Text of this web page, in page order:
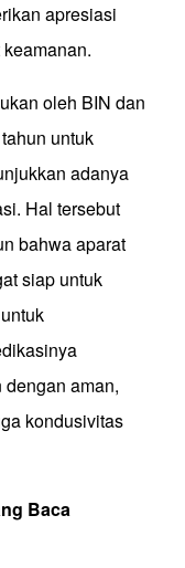
apresiasi
oleh BIN dan
untuk
adanya
Hal tersebut
bahwa aparat
siap untuk
aman,
kondusivitas
Baca